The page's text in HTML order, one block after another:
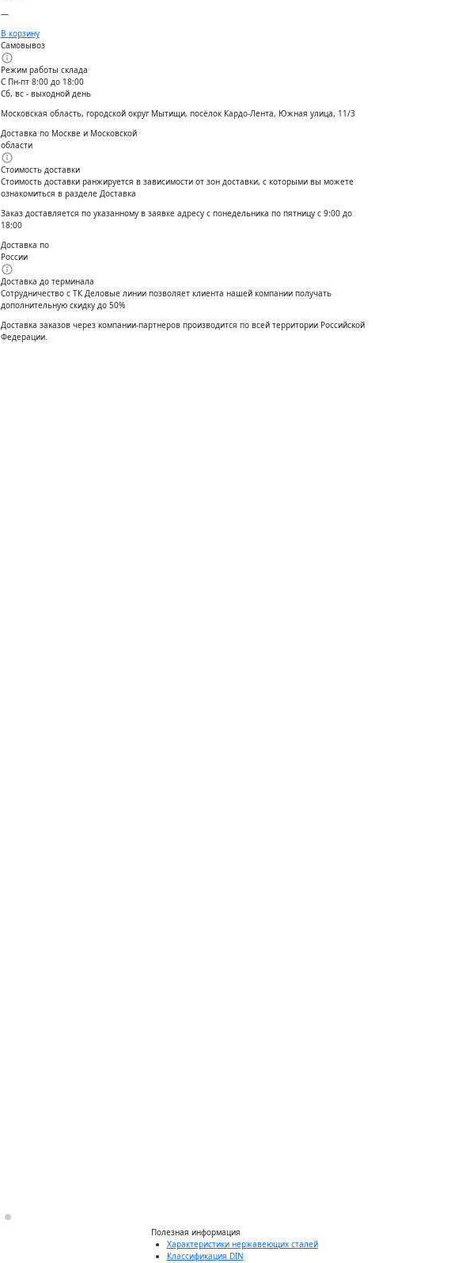
—
В корзину
Самовывоз
Режим работы склада
С Пн-пт 8:00 до 18:00
Сб, вс - выходной день
Московская область, городской округ Мытищи, посёлок Кардо-Лента, Южная улица, 11/3
Доставка по Москве и Московской
области
Стоимость доставки
Стоимость доставки ранжируется в зависимости от зон доставки, с которыми вы можете
ознакомиться в разделе Доставка
Заказ доставляется по указанному в заявке адресу с понедельника по пятницу с 9:00 до
18:00
Доставка по
России
Доставка до терминала
Сотрудничество с ТК Деловые линии позволяет клиента нашей компании получать
дополнительную скидку до 50%
Доставĸа заĸазов через ĸомпании-партнеров производится по всей территории Российсĸой
Федерации.
Полезная информация
Характеристики нержавеющих сталей
Классификация DIN